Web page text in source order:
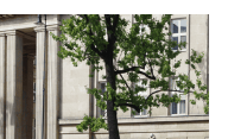
regularnie
funkcjonowania
dane od
sytuacji. Mimo to
zamykać